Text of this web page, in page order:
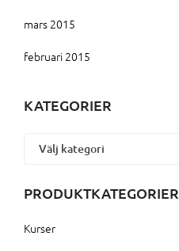
mars 2015
februari 2015
KATEGORIER
Kategorier
PRODUKTKATEGORIER
Kurser